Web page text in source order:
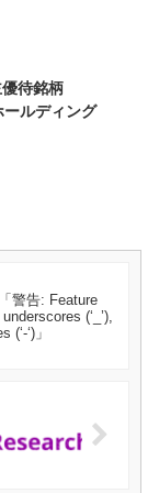
待銘柄
ルディング
警告: Feature
(‘_’),
‘)」